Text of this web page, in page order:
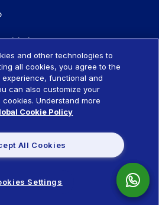
empréstimo
de produtos
and other technologies to
all cookies, you agree to the
functional and
can also customize your
Understand more
Cookie Policy
All Cookies
Settings